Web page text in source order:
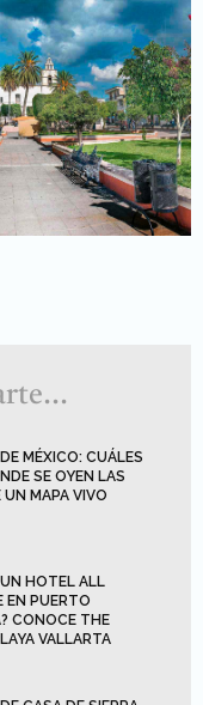
MÉXICO: CUÁLES
SE OYEN LAS
UN MAPA VIVO
HOTEL ALL
EN PUERTO
CONOCE THE
VALLARTA